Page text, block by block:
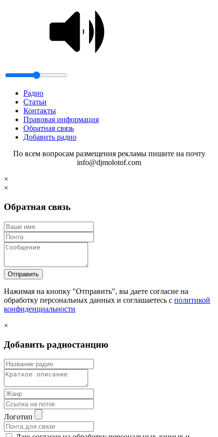
Радио
Статьи
Контакты
Правовая информация
Обратная связь
Добавить радио
По всем вопросам размещения рекламы пишите на почту
info@djmolotof.com
×
×
Обратная связь
Отправить
Нажимая на кнопку "Отправить", вы даете согласие на
обработку персональных данных и соглашаетесь c политикой
конфиденциальности
×
Добавить радиостанцию
Логотип